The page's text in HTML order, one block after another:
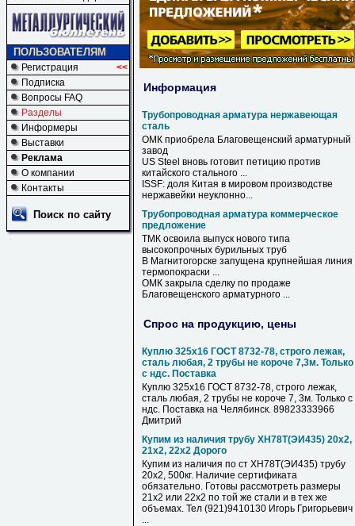
ПОЛЬЗОВАТЕЛЯМ
Регистрация
<<
Подписка
Вопросы FAQ
Разделы
Информеры
Выставки
Реклама
О компании
Контакты
Поиск по сайту
Информация
Трубопроводная арматура нержавеющая
сталь
ОМК приобрела Благовещенский арматурный
завод
US Steel вновь готовит петицию против
китайского стального ...
ISSF: доля Китая в мировом производстве
нержавейки неуклонно...
Трубопроводная арматура коммерческое
предложение
ТМК освоила выпуск нового типа
высокопрочных бурильных труб
В Магнитогорске запущена крупнейшая линия
термопокраски ...
ОМК закрыла сделку по продаже
Благовещенского арматурного ...
Спрос на продукцию, цены
Куплю 325х16 ГОСТ 8732-78, строго лежак,
сталь любая, 2 трубы не короче 7,3м. Только
с ндс. Поставка
Куплю 325х16 ГОСТ 8732-78, строго лежак,
сталь любая, 2 трубы не короче 7, 3м. Только с
ндс. Поставка на Челябинск. 89823333966
Дмитрий
Купим из наличия трубу ХН78Т(ЭИ435) 20х2,
21х2, 22х2 Дорого
Купим из наличия по ст ХН78Т(ЭИ435) трубу
20х2, 500кг. Наличие сертификата
обязательно. Готовы рассмотреть размеры
21х2 или 22х2 по той же стали и в тех же
объемах. Тел (921)9410130 Игорь Григорьевич
...